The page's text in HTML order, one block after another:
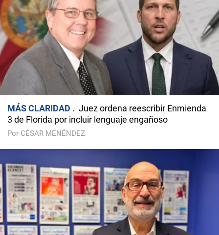
MÁS CLARIDAD
Juez ordena reescribir Enmienda
3 de Florida por incluir lenguaje engañoso
Por CÉSAR MENÉNDEZ